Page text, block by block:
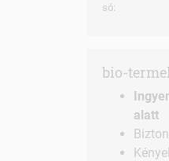
só:
bio-
alatt